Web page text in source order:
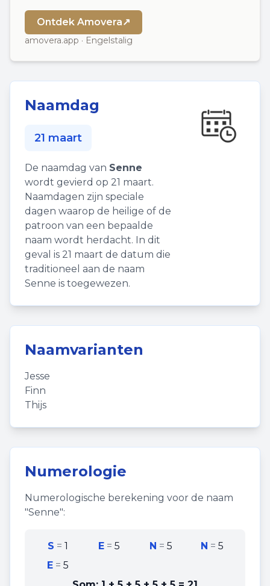
Ontdek Amovera↗
amovera.app · Engelstalig
Naamdag
21 maart
De naamdag van Senne
wordt gevierd op 21 maart.
Naamdagen zijn speciale
dagen waarop de heilige of de
patroon van een bepaalde
naam wordt herdacht. In dit
geval is 21 maart de datum die
traditioneel aan de naam
Senne is toegewezen.
Naamvarianten
Jesse
Finn
Thijs
Numerologie
Numerologische berekening voor de naam
"Senne":
S = 1 E =5 N = 5 N =5
E= 5